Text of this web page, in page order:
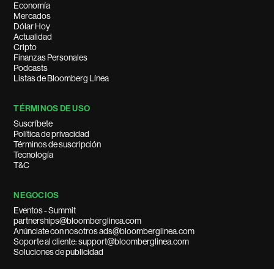
Economía
Mercados
Dólar Hoy
Actualidad
Cripto
Finanzas Personales
Podcasts
Listas de Bloomberg Línea
TÉRMINOS DE USO
Suscríbete
Política de privacidad
Términos de suscripción
Tecnología
T&C
NEGOCIOS
Eventos - Summit
partnerships@bloomberglinea.com
Anúnciate con nosotros ads@bloomberglinea.com
Soporte al cliente: support@bloomberglinea.com
Soluciones de publicidad